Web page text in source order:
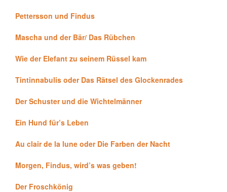
Pettersson und Findus
Mascha und der Bär/ Das Rübchen
Wie der Elefant zu seinem Rüssel kam
Tintinnabulis oder Das Rätsel des Glockenrades
Der Schuster und die Wichtelmänner
Ein Hund für’s Leben
Au clair de la lune oder Die Farben der Nacht
Morgen, Findus, wird’s was geben!
Der Froschkönig